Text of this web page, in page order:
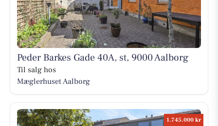
Peder Barkes Gade 40A, st, 9000 Aalborg
Til salg hos
Mæglerhuset Aalborg
1.745.000 kr